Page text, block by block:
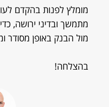
מומלץ לפנות בהקדם
מתמשך ובדיני ירושה,
מול הבנק באופן מסודר
בהצלחה!